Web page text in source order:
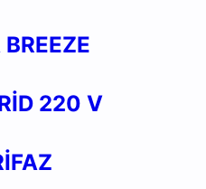
220 V